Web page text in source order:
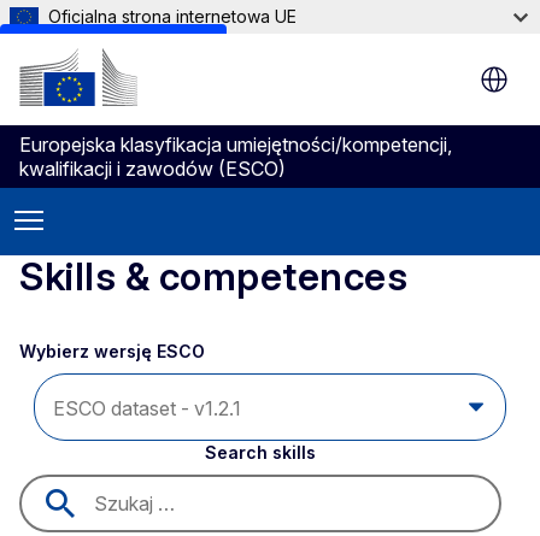
Skip to main content
Oficjalna strona internetowa UE
Europejska klasyfikacja umiejętności/kompetencji,
kwalifikacji i zawodów (ESCO)
Skills & competences
Wybierz wersję ESCO
Search skills